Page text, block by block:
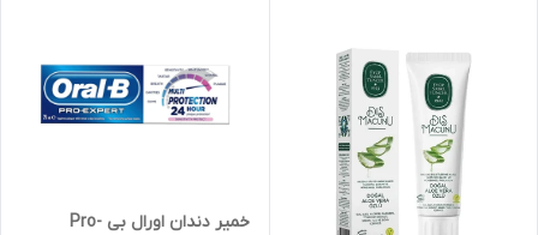
خمیر دندان اورال بی Pro-